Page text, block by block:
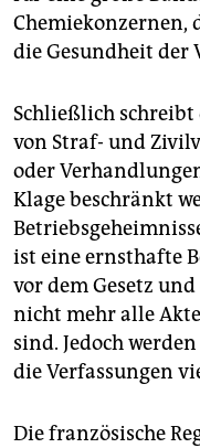
Chemiekonzernen,
die Gesundheit der
Schließlich
von Straf- und
oder
Klage beschränkt
ist eine ernsthafte
vor dem Gesetz
nicht mehr alle
sind. Jedoch
die Verfassungen
Die französische